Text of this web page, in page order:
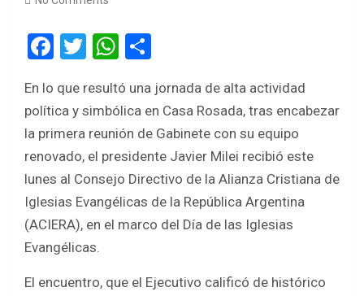
F
ce
b
o
o
k
T
tt
er
W
at
s
A
p
p
ar
e
En lo que resultó una jornada de alta actividad
política y simbólica en Casa Rosada, tras encabezar
la primera reunión de Gabinete con su equipo
renovado, el presidente Javier Milei recibió este
lunes al Consejo Directivo de la Alianza Cristiana de
Iglesias Evangélicas de la República Argentina
(ACIERA), en el marco del Día de las Iglesias
Evangélicas.
El encuentro, que el Ejecutivo calificó de histórico